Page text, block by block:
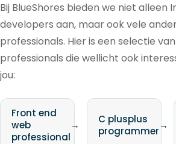
Bij BlueShores bieden we niet alleen
developers aan, maar ook vele
professionals. Hier is een selectie
professionals die wellicht ook
jou:
Front end
web
professional
→
C plusplus
programmer→